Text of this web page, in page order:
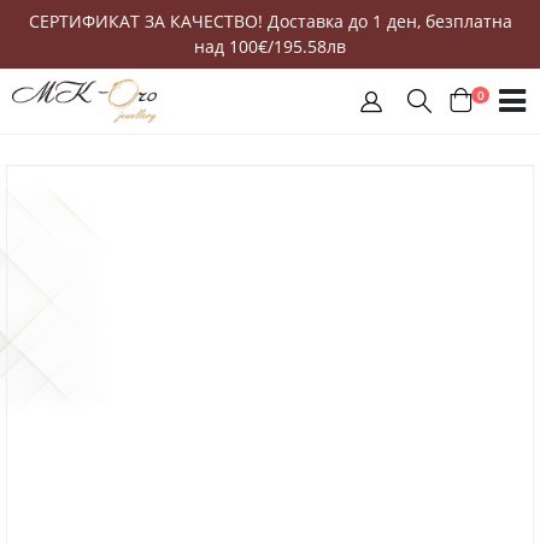
СЕРТИФИКАТ ЗА КАЧЕСТВО! Доставка до 1 ден, безплатна
над 100€/195.58лв
0